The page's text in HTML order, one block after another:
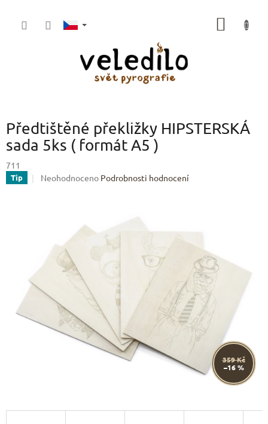
Předtištěné překližky HIPSTERSKÁ
sada 5ks ( formát A5 )
711
Tip
Průměrné
hvězdiček.
Neohodnoceno Podrobnosti hodnocení
359 Kč
–16 %